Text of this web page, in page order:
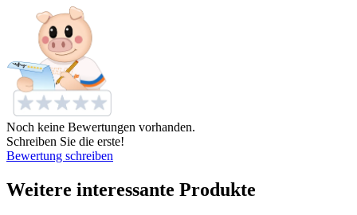
Noch keine Bewertungen vorhanden.
Schreiben Sie die erste!
Bewertung schreiben
Weitere interessante Produkte